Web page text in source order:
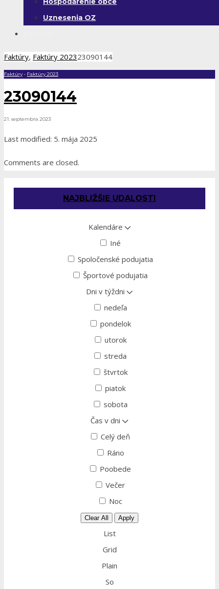
Uznesenia OZ
Faktúry, Faktúry 202323090144
Faktúry• Faktúry 2023
23090144
21. septembra 2023
Last modified: 5. mája 2025
Comments are closed.
NAJBLIŽŠIE UDALOSTI
Kalendáre
Iné
Spoločenské podujatia
Športové podujatia
Dni v týždni
nedeľa
pondelok
utorok
streda
štvrtok
piatok
sobota
Čas v dni
Celý deň
Ráno
Poobede
Večer
Noc
Clear All Apply
List
Grid
Plain
So